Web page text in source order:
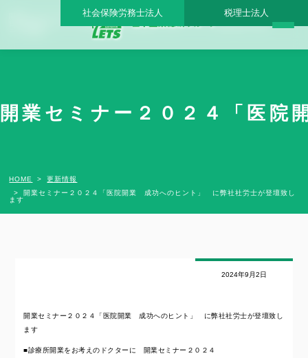
開業セミナー２０２４「医院開業 成功へのヒント」 に弊社社労士が登壇致します -
社会保険労務士法人 税理士法人
開業セミナー２０２４「医
HOME
更新情報
開業セミナー２０２４「医院開業 成功へのヒント」 に弊社社労士が登壇致し
ます
2024年9月2日
開業セミナー２０２４「医院開業 成功へのヒント」 に弊社社労士が登壇致し
ます
■診療所開業をお考えのドクターに 開業セミナー２０２４